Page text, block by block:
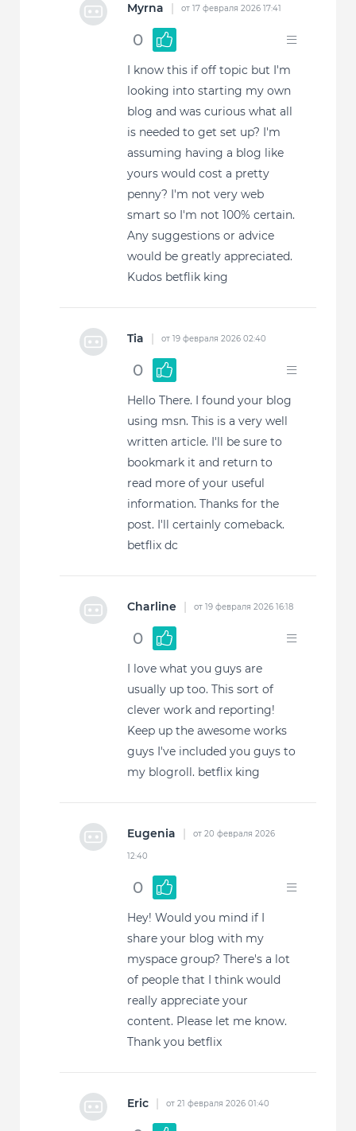
Myrna | от 17 февраля 2026 17:41
0
I know this if off topic but I'm
looking into starting my own
blog and was curious what all
is needed to get set up? I'm
assuming having a blog like
yours would cost a pretty
penny? I'm not very web
smart so I'm not 100% certain.
Any suggestions or advice
would be greatly appreciated.
Kudos betflik king
Tia | от 19 февраля 2026 02:40
0
Hello There. I found your blog
using msn. This is a very well
written article. I'll be sure to
bookmark it and return to
read more of your useful
information. Thanks for the
post. I'll certainly comeback.
betflix dc
Charline | от 19 февраля 2026 16:18
0
I love what you guys are
usually up too. This sort of
clever work and reporting!
Keep up the awesome works
guys I've included you guys to
my blogroll. betflix king
Eugenia | от 20 февраля 2026
12:40
0
Hey! Would you mind if I
share your blog with my
myspace group? There's a lot
of people that I think would
really appreciate your
content. Please let me know.
Thank you betflix
Eric | от 21 февраля 2026 01:40